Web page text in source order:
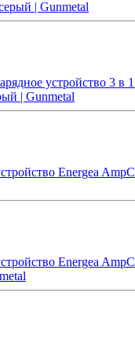
| Gunmetal
устройство 3 в
| Gunmetal
Energea
Energea